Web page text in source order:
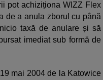
pot achiziționa WIZZ Flex
de a anula zborul cu până
taxă de anulare și să
imediat sub formă de
mai 2004 de la Katowice